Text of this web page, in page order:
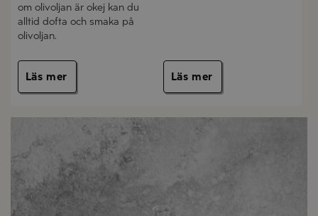
om olivoljan är okej kan du
alltid dofta och smaka på
olivoljan.
Läs mer Läs mer